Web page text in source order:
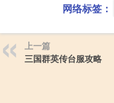
网络标签：
上一篇
三国群英传台服攻略